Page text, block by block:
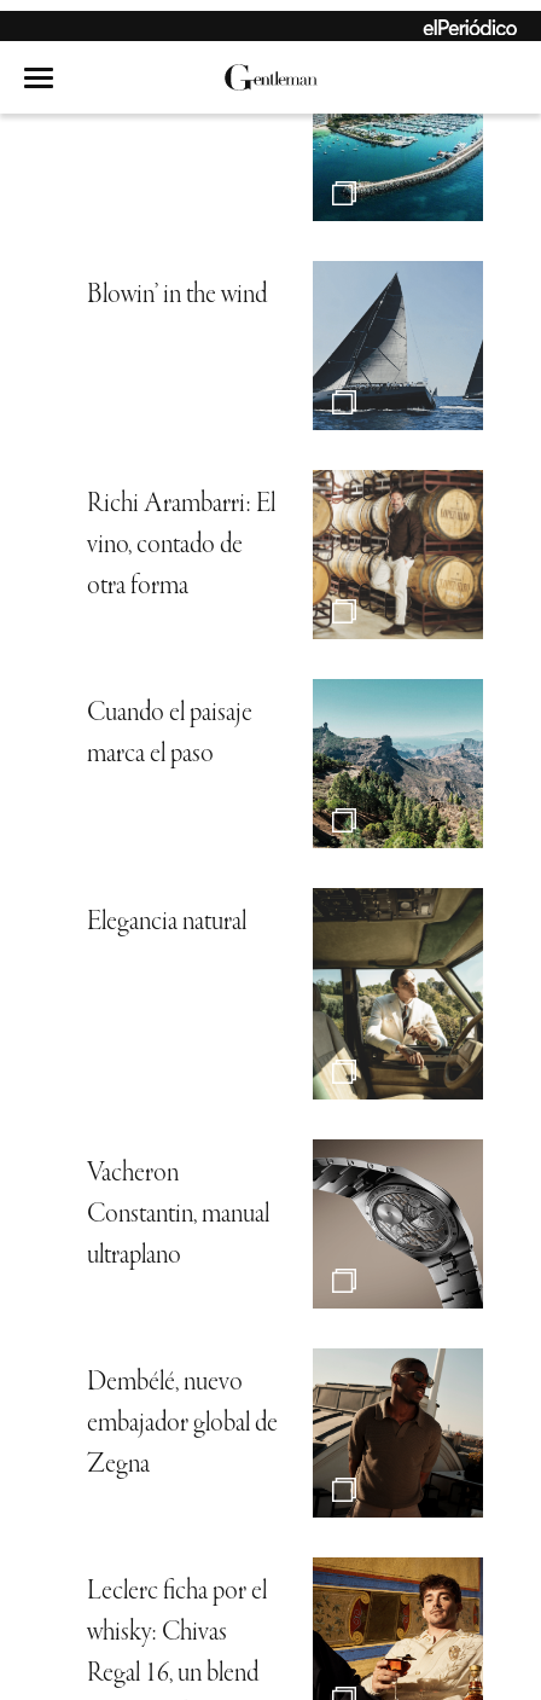
Blowin’ in the wind
Richi Arambarri: El
vino, contado de
otra forma
Cuando el paisaje
marca el paso
Elegancia natural
Vacheron
Constantin, manual
ultraplano
Dembélé, nuevo
embajador global de
Zegna
Leclerc ficha por el
whisky: Chivas
Regal 16, un blend